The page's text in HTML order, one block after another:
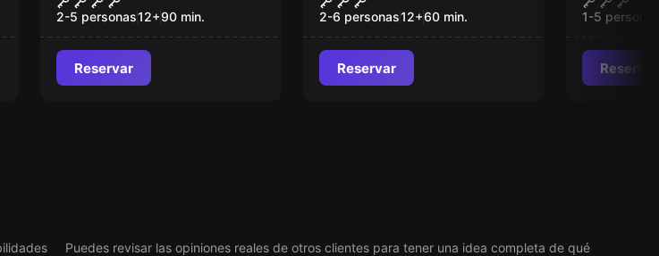
2-5 personas12+90 min.
Reservar
2-6 personas12+60 min.
Reservar
1-5
Reservar
Puedes revisar las opiniones reales de otros clientes para tener una idea completa de qué